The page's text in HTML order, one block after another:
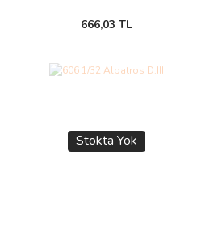
666,03 TL
Stokta Yok